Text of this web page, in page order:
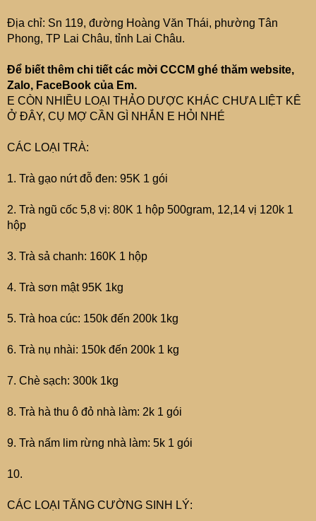
Địa chỉ: Sn 119, đường Hoàng Văn Thái, phường Tân
Phong, TP Lai Châu, tỉnh Lai Châu.
Để biết thêm chi tiết các mời CCCM ghé thăm website,
Zalo, FaceBook của Em.
E CÒN NHIỀU LOẠI THẢO DƯỢC KHÁC CHƯA LIỆT KÊ
Ở ĐÂY, CỤ MỢ CẦN GÌ NHẮN E HỎI NHÉ
CÁC LOẠI TRÀ:
1. Trà gạo nứt đỗ đen: 95K 1 gói
2. Trà ngũ cốc 5,8 vị: 80K 1 hộp 500gram, 12,14 vị 120k 1
hộp
3. Trà sả chanh: 160K 1 hộp
4. Trà sơn mật 95K 1kg
5. Trà hoa cúc: 150k đến 200k 1kg
6. Trà nụ nhài: 150k đến 200k 1 kg
7. Chè sạch: 300k 1kg
8. Trà hà thu ô đỏ nhà làm: 2k 1 gói
9. Trà nấm lim rừng nhà làm: 5k 1 gói
10.
CÁC LOẠI TĂNG CƯỜNG SINH LÝ: